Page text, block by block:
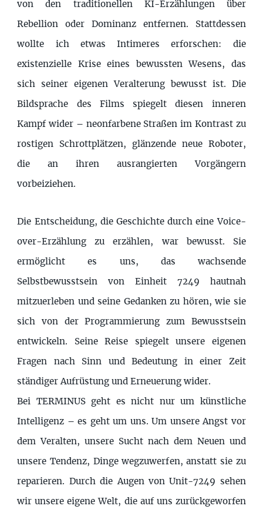
von den traditionellen KI-Erzählungen über
Rebellion oder Dominanz entfernen. Stattdessen
wollte ich etwas Intimeres erforschen: die
existenzielle Krise eines bewussten Wesens, das
sich seiner eigenen Veralterung bewusst ist. Die
Bildsprache des Films spiegelt diesen inneren
Kampf wider – neonfarbene Straßen im Kontrast zu
rostigen Schrottplätzen, glänzende neue Roboter,
die an ihren ausrangierten Vorgängern
vorbeiziehen.
Die Entscheidung, die Geschichte durch eine Voice-
over-Erzählung zu erzählen, war bewusst. Sie
ermöglicht es uns, das wachsende
Selbstbewusstsein von Einheit 7249 hautnah
mitzuerleben und seine Gedanken zu hören, wie sie
sich von der Programmierung zum Bewusstsein
entwickeln. Seine Reise spiegelt unsere eigenen
Fragen nach Sinn und Bedeutung in einer Zeit
ständiger Aufrüstung und Erneuerung wider.
Bei TERMINUS geht es nicht nur um künstliche
Intelligenz – es geht um uns. Um unsere Angst vor
dem Veralten, unsere Sucht nach dem Neuen und
unsere Tendenz, Dinge wegzuwerfen, anstatt sie zu
reparieren. Durch die Augen von Unit-7249 sehen
wir unsere eigene Welt, die auf uns zurückgeworfen